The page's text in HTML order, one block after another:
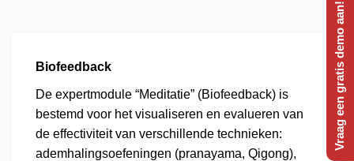
Biofeedback
De expertmodule “Meditatie” (Biofeedback) is
bestemd voor het visualiseren en evalueren van
de effectiviteit van verschillende technieken:
ademhalingsoefeningen (pranayama, Qigong),
Vraag een gratis demo aan!